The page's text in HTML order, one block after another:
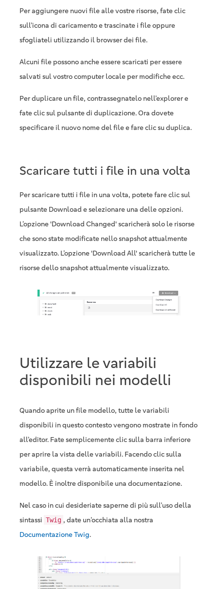
Per aggiungere nuovi file alle vostre risorse, fate clic
sull’icona di caricamento e trascinate i file oppure
sfogliateli utilizzando il browser dei file.
Alcuni file possono anche essere scaricati per essere
salvati sul vostro computer locale per modifiche ecc.
Per duplicare un file, contrassegnatelo nell’explorer e
fate clic sul pulsante di duplicazione. Ora dovete
specificare il nuovo nome del file e fare clic su duplica.
Scaricare tutti i file in una volta
Per scaricare tutti i file in una volta, potete fare clic sul
pulsante Download e selezionare una delle opzioni.
L’opzione 'Download Changed' scaricherà solo le risorse
che sono state modificate nello snapshot attualmente
visualizzato. L’opzione 'Download All' scaricherà tutte le
risorse dello snapshot attualmente visualizzato.
Utilizzare le variabili
disponibili nei modelli
Quando aprite un file modello, tutte le variabili
disponibili in questo contesto vengono mostrate in fondo
all’editor. Fate semplicemente clic sulla barra inferiore
per aprire la vista delle variabili. Facendo clic sulla
variabile, questa verrà automaticamente inserita nel
modello. È inoltre disponibile una documentazione.
Nel caso in cui desideriate saperne di più sull’uso della
sintassi Twig , date un’occhiata alla nostra
Documentazione Twig.